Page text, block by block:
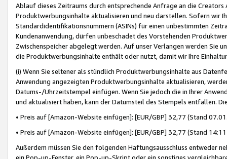
Ablauf dieses Zeitraums durch entsprechende Anfrage an die
Produktwerbungsinhalte aktualisieren und neu darstellen. Sofern wir
Standardidentifikationsnummern (ASINs) für einen unbestimmten
Kundenanwendung, dürfen unbeschadet des Vorstehenden
Zwischenspeicher abgelegt werden. Auf unser Verlangen werden Sie
die Produktwerbungsinhalte enthält oder nutzt, damit wir Ihre
(i) Wenn Sie seltener als stündlich Produktwerbungsinhalte aus
Anwendung angezeigten Produktwerbungsinhalte aktualisieren,
Datums-/Uhrzeitstempel einfügen. Wenn Sie jedoch die in Ihrer
und aktualisiert haben, kann der Datumsteil des Stempels entfallen.
• Preis auf [Amazon-Website einfügen]: [EUR/GBP] 32,77 (Stand
• Preis auf [Amazon-Website einfügen]: [EUR/GBP] 32,77 (Stand
Außerdem müssen Sie den folgenden Haftungsausschluss entweder
ein Pop-up-Fenster, ein Pop-up-Skript oder ein sonstiges